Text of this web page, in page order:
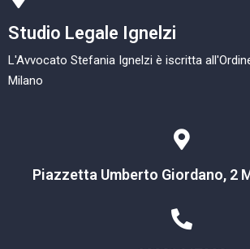
Studio Legale Ignelzi
L'Avvocato Stefania Ignelzi è iscritta
Milano
Piazzetta Umberto Giordano, 2